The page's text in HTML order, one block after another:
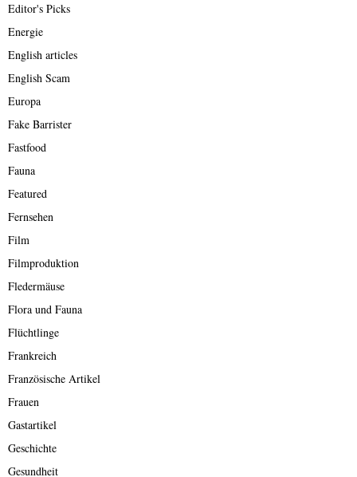
Editor's Picks
Energie
English articles
English Scam
Europa
Fake Barrister
Fastfood
Fauna
Featured
Fernsehen
Film
Filmproduktion
Fledermäuse
Flora und Fauna
Flüchtlinge
Frankreich
Französische Artikel
Frauen
Gastartikel
Geschichte
Gesundheit